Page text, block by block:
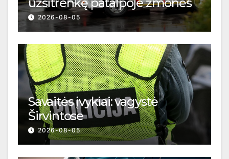
užsitrenkę patalpoje žmonės
2026-08-05
Savaitės įvykiai: vagystė
Širvintose
2026-08-05